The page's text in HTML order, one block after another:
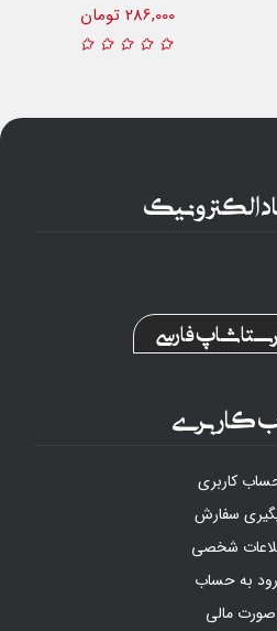
286,000 تومان
الکترونیک
فارسی
کاربری
کاربری
سفارش
شخصی
به حساب
صورت مالی